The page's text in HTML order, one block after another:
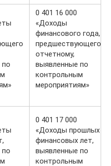
по
0 401 16 000
«Доходы
финансового года,
предшествующего
отчетному,
выявленные по
контрольным
мероприятиям»
по
0 401 17 000
«Доходы прошлых
финансовых лет,
выявленные по
контрольным